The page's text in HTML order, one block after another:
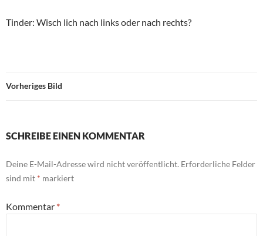
Tinder: Wisch lich nach links oder nach rechts?
Vorheriges Bild
SCHREIBE EINEN KOMMENTAR
Deine E-Mail-Adresse wird nicht veröffentlicht. Erforderliche Felder
sind mit * markiert
Kommentar *